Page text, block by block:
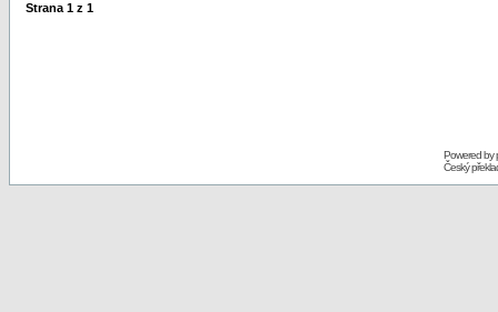
Strana 1 z 1
Powered by
Český